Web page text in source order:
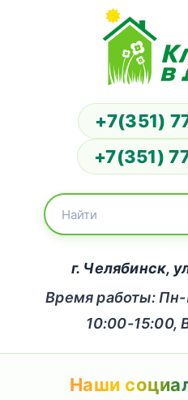
+7(351)
+7(351)
г. Челябинск,
Время работы:
10:00-15:00,
Наши